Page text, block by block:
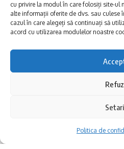
cu privire la modul în care folosiți site-ul
alte informații oferite de dvs. sau culese
cazul în care alegeți să continuați să
acord cu utilizarea modulelor noastre
Refuz
Setari
Politica de
E xplorăm Dobrogea,
Explorăm valorile locale:
Deltă, Litoral, cele mai mari
biserici și mănăstiri, cele mai
FRUMOASE POVEȘTI.